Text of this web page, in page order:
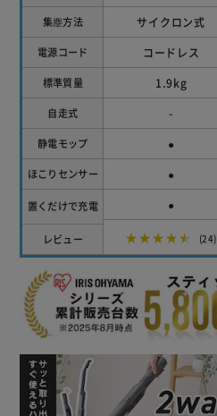
集塵方法
電源コード
標準質量
自走式
静電モップ
ほこりセンサー
置くだけで充電
レビュー
サイクロン式
コードレス
1.9kg
-
●
●
●
★★★★★ (24)